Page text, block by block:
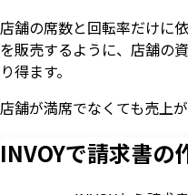
店舗の席数と回転率だけに
を販売するように、店舗の
り得ます。
店舗が満席でなくても売上
INVOYで請求書の